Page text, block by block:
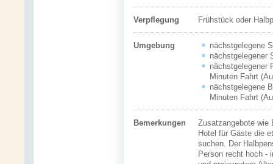
Verpflegung Frühstück oder
Umgebung
nächstgelegene
nächstgelegener
nächstgelegener
Minuten Fahrt
nächstgelegene
Minuten Fahrt
Bemerkungen
Zusatzangebote wie
Hotel für Gäste die
suchen. Der
Person recht hoch -